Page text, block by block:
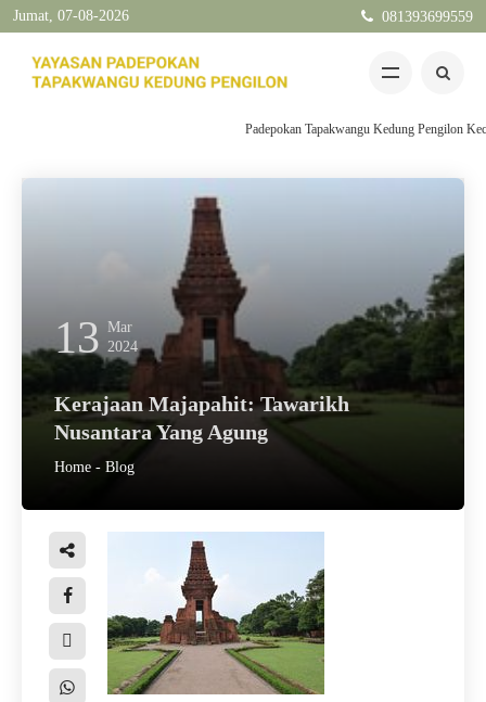
Jumat, 07-08-2026 081393699559
Padepokan Tapakwangu Kedung Pengilon Kec
13 Mar
2024
Kerajaan Majapahit: Tawarikh
Nusantara Yang Agung
Home - Blog